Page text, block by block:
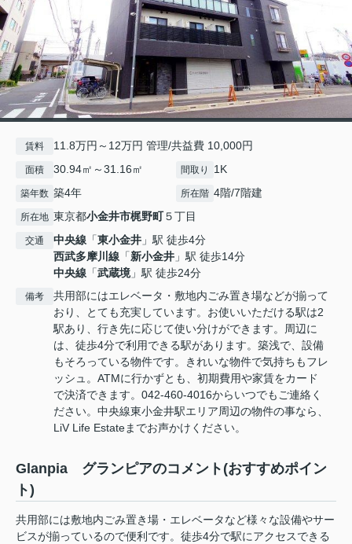
賃料 11.8万円～12万円 管理/共益費 10,000円
面積 30.94㎡～31.16㎡ 間取り 1K
築年数 築4年 所在階 4階/7階建
所在地 東京都小金井市梶野町５丁目
交通 中央線 「東小金井 」駅 徒歩4分
西武多摩川線 「新小金井 」駅 徒歩14分
中央線 「武蔵境」駅 徒歩24分
備考
共用部にはエレベータ・敷地内ごみ置き場などが揃って
おり、とても充実しています。お使いいただける駅は2
駅あり、行き先に応じて使い分けができます。周辺に
は、徒歩4分で利用できる駅があります。築浅で、設備
もそろっている物件です。きれいな物件で気持ちもフレ
ッシュ。ATMに行かずとも、初期費用や家賃をカード
で決済できます。042-460-4016からいつでもご連絡く
ださい。中央線東小金井駅エリア周辺の物件の事なら、
LiV Life Estateまでお声かけください。
Glanpia グランピアのコメント(おすすめポイン
ト)
共用部には敷地内ごみ置き場・エレベータなど様々な設備やサー
ビスが揃っているので便利です。徒歩4分で駅にアクセスできる